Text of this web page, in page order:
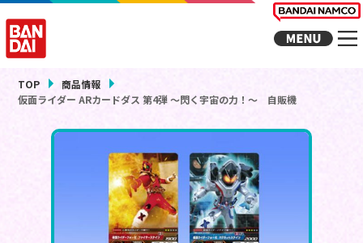
TOP
商品情報
仮面ライダー ARカードダス 第4弾 ～閃く宇宙の力！～ 自販機